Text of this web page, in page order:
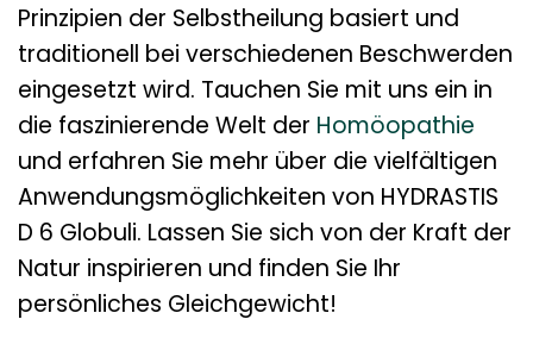
Prinzipien der Selbstheilung basiert und
traditionell bei verschiedenen Beschwerden
eingesetzt wird. Tauchen Sie mit uns ein in
die faszinierende Welt der Homöopathie
und erfahren Sie mehr über die vielfältigen
Anwendungsmöglichkeiten von HYDRASTIS
D 6 Globuli. Lassen Sie sich von der Kraft der
Natur inspirieren und finden Sie Ihr
persönliches Gleichgewicht!